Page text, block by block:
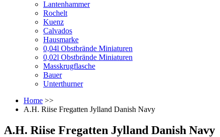
Lantenhammer
Rochelt
Kuenz
Calvados
Hausmarke
0,04l Obstbrände Miniaturen
0,02l Obstbrände Miniaturen
Masskrugflasche
Bauer
Unterthurner
Home >>
A.H. Riise Fregatten Jylland Danish Navy
A.H. Riise Fregatten Jylland Danish Navy